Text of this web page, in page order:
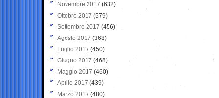
Novembre 2017 (632)
Ottobre 2017 (579)
Settembre 2017 (456)
Agosto 2017 (368)
Luglio 2017 (450)
Giugno 2017 (468)
Maggio 2017 (460)
Aprile 2017 (439)
Marzo 2017 (480)